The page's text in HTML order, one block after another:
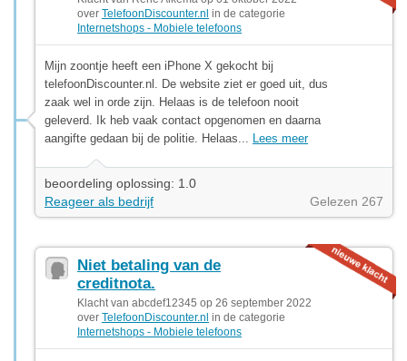
over TelefoonDiscounter.nl in de categorie
Internetshops - Mobiele telefoons
Mijn zoontje heeft een iPhone X gekocht bij
telefoonDiscounter.nl. De website ziet er goed uit, dus
zaak wel in orde zijn. Helaas is de telefoon nooit
geleverd. Ik heb vaak contact opgenomen en daarna
aangifte gedaan bij de politie. Helaas... Lees meer
beoordeling oplossing: 1.0
Reageer als bedrijf
Gelezen 267
Niet betaling van de
creditnota.
Klacht van abcdef12345 op 26 september 2022
over TelefoonDiscounter.nl in de categorie
Internetshops - Mobiele telefoons